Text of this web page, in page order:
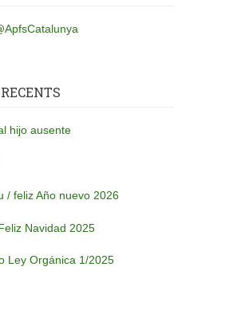
hijo ausente
/ feliz Año nuevo 2026
Navidad 2025
Ley Orgánica 1/2025